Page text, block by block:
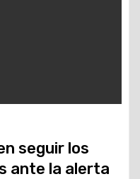
seguir los
ante la alerta